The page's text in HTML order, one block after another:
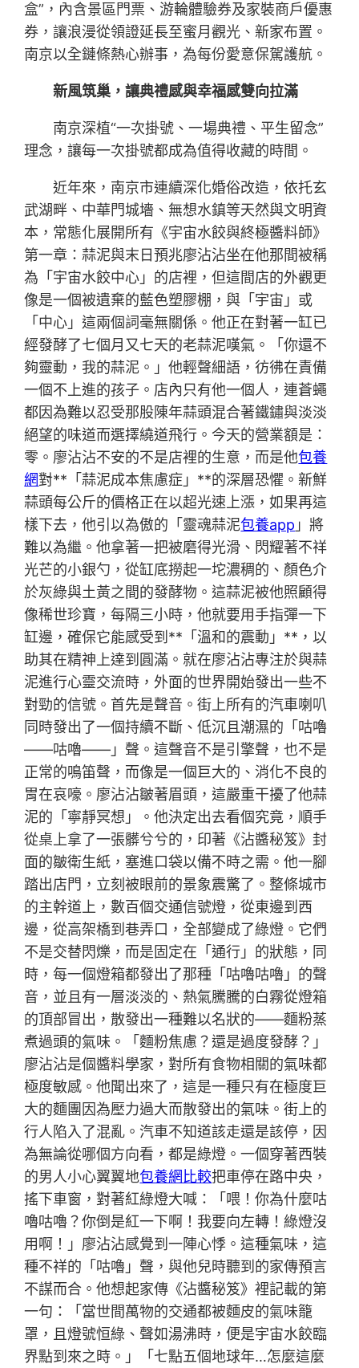
盒”，內含景區門票、游輪體驗券及家裝商戶優惠
券，讓浪漫從領證延長至蜜月觀光、新家布置。
南京以全鏈條熱心辦事，為每份愛意保駕護航。
新風筑巢，讓典禮感與幸福感雙向拉滿
南京深植“一次掛號、一場典禮、平生留念”
理念，讓每一次掛號都成為值得收藏的時間。
近年來，南京市連續深化婚俗改造，依托玄
武湖畔、中華門城墻、無想水鎮等天然與文明資
本，常態化展開所有《宇宙水餃與終極醬料師》
第一章：蒜泥與末日預兆廖沾沾坐在他那間被稱
為「宇宙水餃中心」的店裡，但這間店的外觀更
像是一個被遺棄的藍色塑膠棚，與「宇宙」或
「中心」這兩個詞毫無關係。他正在對著一缸已
經發酵了七個月又七天的老蒜泥嘆氣。「你還不
夠靈動，我的蒜泥。」他輕聲細語，彷彿在責備
一個不上進的孩子。店內只有他一個人，連蒼蠅
都因為難以忍受那股陳年蒜頭混合著鐵鏽與淡淡
絕望的味道而選擇繞道飛行。今天的營業額是：
零。廖沾沾不安的不是店裡的生意，而是他包養
網對**「蒜泥成本焦慮症」**的深層恐懼。新鮮
蒜頭每公斤的價格正在以超光速上漲，如果再這
樣下去，他引以為傲的「靈魂蒜泥包養app 」將
難以為繼。他拿著一把被磨得光滑、閃耀著不祥
光芒的小銀勺，從缸底撈起一坨濃稠的、顏色介
於灰綠與土黃之間的發酵物。這蒜泥被他照顧得
像稀世珍寶，每隔三小時，他就要用手指彈一下
缸邊，確保它能感受到**「溫和的震動」**，以
助其在精神上達到圓滿。就在廖沾沾專注於與蒜
泥進行心靈交流時，外面的世界開始發出一些不
對勁的信號。首先是聲音。街上所有的汽車喇叭
同時發出了一個持續不斷、低沉且潮濕的「咕嚕
——咕嚕——」聲。這聲音不是引擎聲，也不是
正常的鳴笛聲，而像是一個巨大的、消化不良的
胃在哀嚎。廖沾沾皺著眉頭，這嚴重干擾了他蒜
泥的「寧靜冥想」。他決定出去看個究竟，順手
從桌上拿了一張髒兮兮的，印著《沾醬秘笈》封
面的皺衛生紙，塞進口袋以備不時之需。他一腳
踏出店門，立刻被眼前的景象震驚了。整條城市
的主幹道上，數百個交通信號燈，從東邊到西
邊，從高架橋到巷弄口，全部變成了綠燈。它們
不是交替閃爍，而是固定在「通行」的狀態，同
時，每一個燈箱都發出了那種「咕嚕咕嚕」的聲
音，並且有一層淡淡的、熱氣騰騰的白霧從燈箱
的頂部冒出，散發出一種難以名狀的——麵粉蒸
煮過頭的氣味。「麵粉焦慮？還是過度發酵？」
廖沾沾是個醬料學家，對所有食物相關的氣味都
極度敏感。他聞出來了，這是一種只有在極度巨
大的麵團因為壓力過大而散發出的氣味。街上的
行人陷入了混亂。汽車不知道該走還是該停，因
為無論從哪個方向看，都是綠燈。一個穿著西裝
的男人小心翼翼地包養網比較把車停在路中央，
搖下車窗，對著紅綠燈大喊：「喂！你為什麼咕
嚕咕嚕？你倒是紅一下啊！我要向左轉！綠燈沒
用啊！」廖沾沾感覺到一陣心悸。這種氣味，這
種不祥的「咕嚕」聲，與他兒時聽到的家傳預言
不謀而合。他想起家傳《沾醬秘笈》裡記載的第
一句：「當世間萬物的交通都被麵皮的氣味籠
罩，且燈號恒綠、聲如湯沸時，便是宇宙水餃臨
界點到來之時。」「七點五個地球年…怎麼這麼